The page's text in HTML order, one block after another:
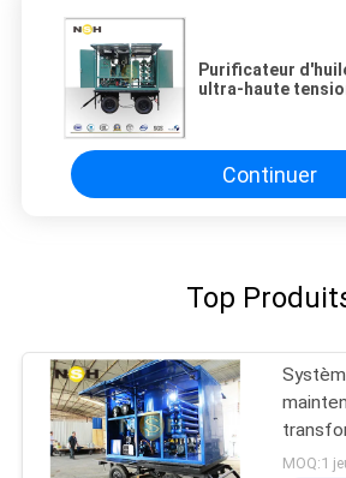
Purificateur
ultra-haute
Continuer
Top
MOQ:1